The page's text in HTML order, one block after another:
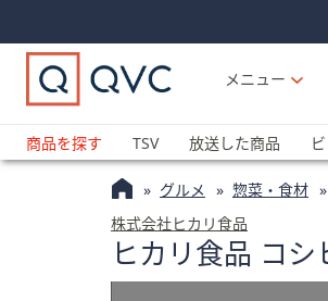
Links
Links2
メニュー
商品を探す
TSV 放送した商品
グルメ 惣菜・食材
株式会社ヒカリ食品
ヒカリ食品 コ